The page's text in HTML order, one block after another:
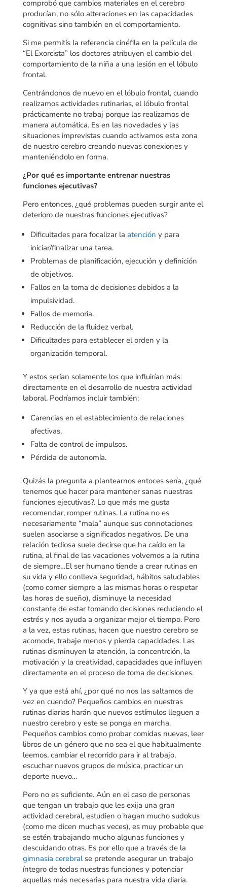
comprobó que cambios materiales en el cerebro
producían, no sólo alteraciones en las capacidades
cognitivas sino también en el comportamiento.
Si me permitís la referencia cinéfila en la película de
“El Exorcista” los doctores atribuyen el cambio del
comportamiento de la niña a una lesión en el lóbulo
frontal.
Centrándonos de nuevo en el lóbulo frontal, cuando
realizamos actividades rutinarias, el lóbulo frontal
prácticamente no trabaj porque las realizamos de
manera automática. Es en las novedades y las
situaciones imprevistas cuando activamos esta zona
de nuestro cerebro creando nuevas conexiones y
manteniéndolo en forma.
¿Por qué es importante entrenar nuestras
funciones ejecutivas?
Pero entonces, ¿qué problemas pueden surgir ante el
deterioro de nuestras funciones ejecutivas?
Dificultades para focalizar la atención y para
iniciar/finalizar una tarea.
Problemas de planificación, ejecución y definición
de objetivos.
Fallos en la toma de decisiones debidos a la
impulsividad.
Fallos de memoria.
Reducción de la fluidez verbal.
Dificultades para establecer el orden y la
organización temporal.
Y estos serían solamente los que influirían más
directamente en el desarrollo de nuestra actividad
laboral. Podríamos incluir también:
Carencias en el establecimiento de relaciones
afectivas.
Falta de control de impulsos.
Pérdida de autonomía.
Quizás la pregunta a plantearnos entoces sería, ¿qué
tenemos que hacer para mantener sanas nuestras
funciones ejecutivas?. Lo que más me gusta
recomendar, romper rutinas. La rutina no es
necesariamente “mala” aunque sus connotaciones
suelen asociarse a significados negativos. De una
relación tediosa suele decirse que ha caído en la
rutina, al final de las vacaciones volvemos a la rutina
de siempre…El ser humano tiende a crear rutinas en
su vida y ello conlleva seguridad, hábitos saludables
(como comer siempre a las mismas horas o respetar
las horas de sueño), disminuye la necesidad
constante de estar tomando decisiones reduciendo el
estrés y nos ayuda a organizar mejor el tiempo. Pero
a la vez, estas rutinas, hacen que nuestro cerebro se
acomode, trabaje menos y pierda capacidades. Las
rutinas disminuyen la atención, la concentrción, la
motivación y la creatividad, capacidades que influyen
directamente en el proceso de toma de decisiones.
Y ya que está ahí, ¿por qué no nos las saltamos de
vez en cuendo? Pequeños cambios en nuestras
rutinas diarias harán que nuevos estímulos lleguen a
nuestro cerebro y este se ponga en marcha.
Pequeños cambios como probar comidas nuevas, leer
libros de un género que no sea el que habitualmente
leemos, cambiar el recorrido para ir al trabajo,
escuchar nuevos grupos de música, practicar un
deporte nuevo…
Pero no es suficiente. Aún en el caso de personas
que tengan un trabajo que les exija una gran
actividad cerebral, estudien o hagan mucho sudokus
(como me dicen muchas veces), es muy probable que
se estén trabajando mucho algunas funciones y
descuidando otras. Es por ello que a través de la
gimnasia cerebralse pretende asegurar un trabajo
íntegro de todas nuestras funciones y potenciar
aquellas más necesarias para nuestra vida diaria.